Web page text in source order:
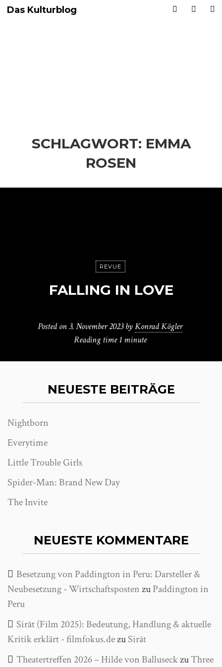
Das Kulturblog
SCHLAGWORT: EMMA
ROSEN
REVUE
FALLING IN LOVE
Posted on3. November 2023 byKonrad Kögler
Reading time1 minute
NEUESTE BEITRÄGE
Nightborn
Everytime
Little Trouble Girls
Spider-Man: Brand New Day
The Invite
NEUESTE KOMMENTARE
Besetzung von Paddington in Peru: Darsteller &
Neubesetzung - WirtschaftspostenzuPaddington in
Peru
Sirāt (Film 2025): Bedeutung, Handlung & aktuelle
Kritik erklärt - filmfokus.dezuSirāt
Theatertreffen 2026 – Hilde von BalluseckzuThree